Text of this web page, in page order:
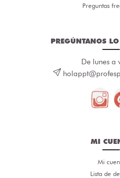
Preguntas
PREGÚNTANOS
De lunes a
MI
Mi
Lista de